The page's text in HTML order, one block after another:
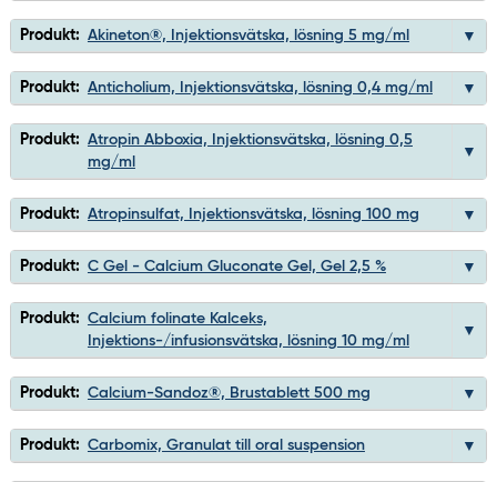
Produkt: Akineton®, Injektionsvätska, lösning 5 mg/ml
Produkt: Anticholium, Injektionsvätska, lösning 0,4 mg/ml
Produkt: Atropin Abboxia, Injektionsvätska, lösning 0,5
mg/ml
Produkt: Atropinsulfat, Injektionsvätska, lösning 100 mg
Produkt: C Gel - Calcium Gluconate Gel, Gel 2,5 %
Produkt: Calcium folinate Kalceks,
Injektions-/infusionsvätska, lösning 10 mg/ml
Produkt: Calcium-Sandoz®, Brustablett 500 mg
Produkt: Carbomix, Granulat till oral suspension